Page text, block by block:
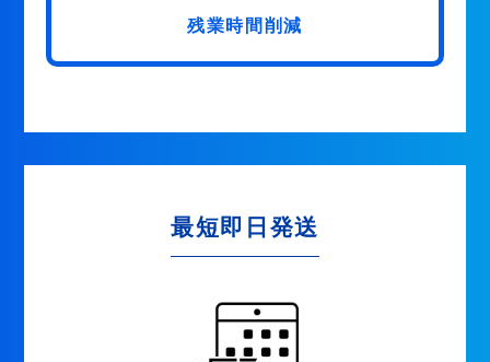
残業時間削減
最短即日発送